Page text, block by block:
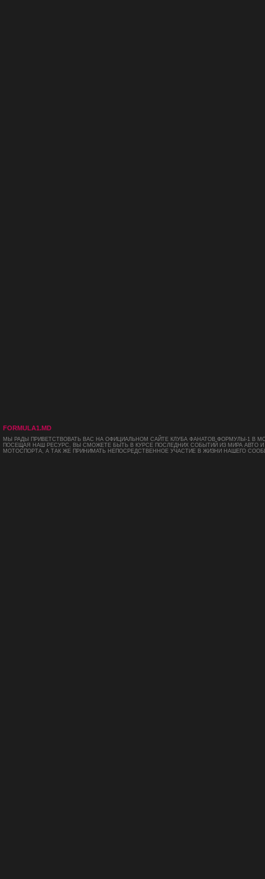
FORMULA1.MD
МЫ РАДЫ ПРИВЕТСТВОВАТЬ ВАС НА ОФИЦИАЛЬНОМ САЙТЕ КЛУБА ФАНАТОВ ФОРМУЛЫ-1 В
ПОСЕЩАЯ НАШ РЕСУРС, ВЫ СМОЖЕТЕ БЫТЬ В КУРСЕ ПОСЛЕДНИХ СОБЫТИЙ ИЗ МИРА АВТО И
МОТОСПОРТА, А ТАК ЖЕ ПРИНИМАТЬ НЕПОСРЕДСТВЕННОЕ УЧАСТИЕ В ЖИЗНИ НАШЕГО